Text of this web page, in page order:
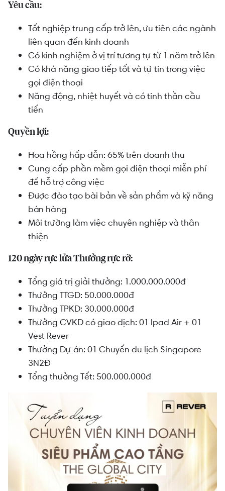
Yêu cầu:
Tốt nghiệp trung cấp trở lên, ưu tiên các ngành
liên quan đến kinh doanh
Có kinh nghiệm ở vị trí tương tự từ 1 năm trở lên
Có khả năng giao tiếp tốt và tự tin trong việc
gọi điện thoại
Năng động, nhiệt huyết và có tinh thần cầu
tiến
Quyền lợi:
Hoa hồng hấp dẫn: 65% trên doanh thu
Cung cấp phần mềm gọi điện thoại miễn phí
để hỗ trợ công việc
Được đào tạo bài bản về sản phẩm và kỹ năng
bán hàng
Môi trường làm việc chuyên nghiệp và thân
thiện
120 ngày rực lửa Thưởng rực rỡ:
Tổng giá trị giải thưởng: 1.000.000.000đ
Thưởng TTGD: 50.000.000đ
Thưởng TPKD: 30.000.000đ
Thưởng CVKD có giao dịch: 01 Ipad Air + 01
Vest Rever
Thưởng Dự án: 01 Chuyến du lịch Singapore
3N2Đ
Tổng thưởng Tết: 500.000.000đ